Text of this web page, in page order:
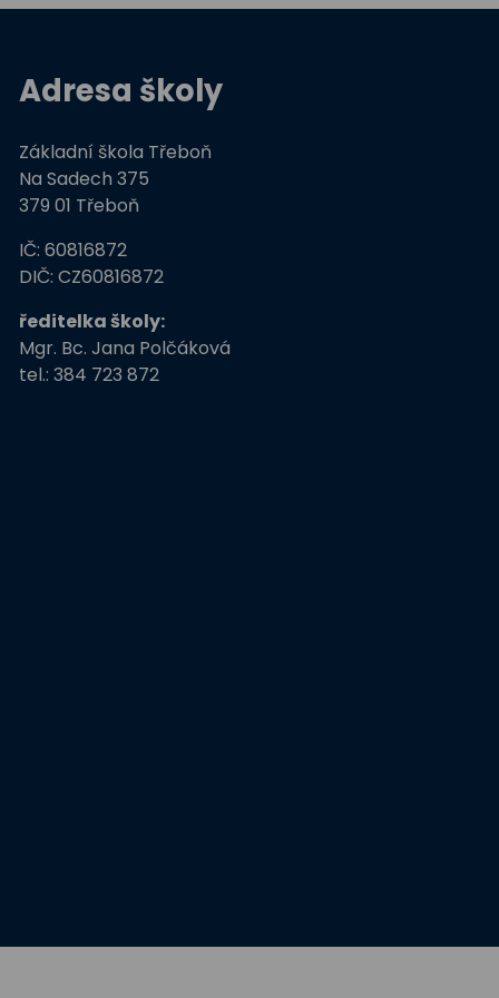
Adresa školy
Základní škola Třeboň
Na Sadech 375
379 01 Třeboň
IČ: 60816872
DIČ: CZ60816872
ředitelka školy:
Mgr. Bc. Jana Polčáková
tel.: 384 723 872